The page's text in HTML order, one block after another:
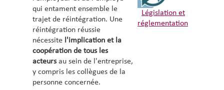
qui entament ensemble le
trajet de réintégration. Une
réintégration réussie
nécessite l'implication et la
coopération de tous les
acteursau sein de l'entreprise,
y compris les collègues de la
personne concernée.
Législation et
réglementation